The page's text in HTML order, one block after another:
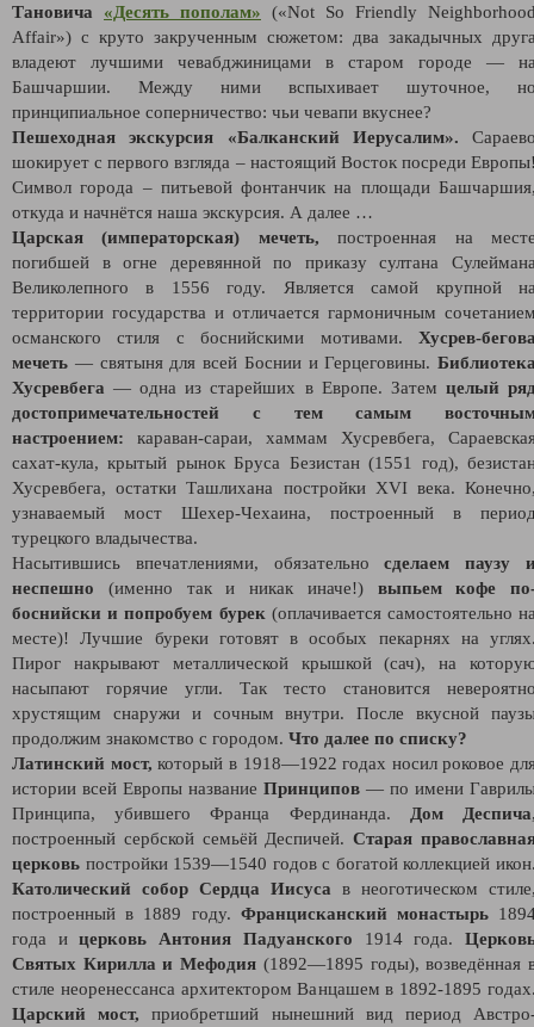
Тановича «Десять пополам»
(«Not So Friendly
Affair») с круто закрученным сюжетом: два закадычных
владеют лучшими чевабджиницами в старом городе —
Башчаршии. Между ними вспыхивает шуточное,
принципиальное соперничество: чьи чевапи вкуснее?
Пешеходная экскурсия «Балканский Иерусалим».
шокирует с первого взгляда – настоящий Восток посреди
Символ города – питьевой фонтанчик на площади
откуда и начнётся наша экскурсия. А далее …
Царская (императорская) мечеть, построенная на
погибшей в огне деревянной по приказу султана
Великолепного в 1556 году. Является самой крупной
территории государства и отличается гармоничным
османского стиля с боснийскими мотивами. Хусрев-
мечеть — святыня для всей Боснии и Герцеговины.
Хусревбега — одна из старейших в Европе. Затем целый
достопримечательностей с тем самым
настроением: караван-сараи, хаммам Хусревбега,
сахат-кула, крытый рынок Бруса Безистан (1551 год),
Хусревбега, остатки Ташлихана постройки XVI века.
узнаваемый мост Шехер-Чехаина, построенный в
турецкого владычества.
Насытившись впечатлениями, обязательносделаем паузу
неспешно (именно так и никак иначе!) выпьем кофе
боснийски и попробуем бурек (оплачивается самостоятельно
месте)! Лучшие буреки готовят в особых пекарнях на
Пирог накрывают металлической крышкой (сач), на
насыпают горячие угли. Так тесто становится
хрустящим снаружи и сочным внутри. После вкусной
продолжим знакомство с городом. Что далее по списку?
Латинский мост, который в 1918—1922 годах носил роковое
истории всей Европы название Принципов — по имени
Принципа, убившего Франца Фердинанда.
Дом Деспича
построенный сербской семьёй Деспичей.Старая
церковь постройки 1539—1540 годов с богатой коллекцией
Католический собор Сердца Иисуса в неоготическом
построенный в 1889 году. Францисканский монастырь
года ицерковь Антония Падуанского 1914 года.
Святых Кирилла и Мефодия (1892—1895 годы), возведённая
стиле неоренессанса архитектором Ванцашем в 1892-1895
Царский мост, приобретший нынешний вид период